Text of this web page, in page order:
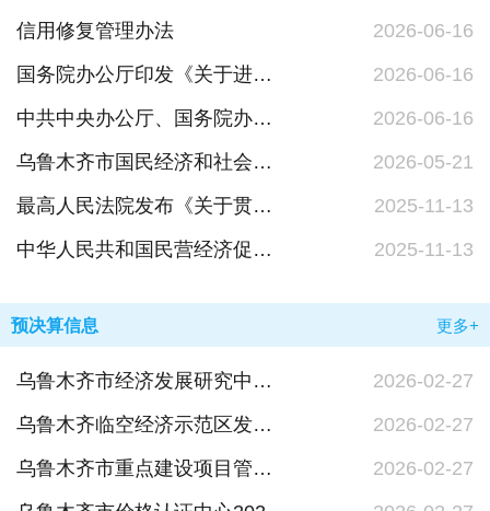
信用修复管理办法
2026-06-16
国务院办公厅印发《关于进一步完善信用修复制度的实施方案》的通知
2026-06-16
中共中央办公厅、国务院办公厅关于健全社会信用体系的意见
2026-06-16
乌鲁木齐市国民经济和社会发展第十五个五年规划纲要
2026-05-21
最高人民法院发布《关于贯彻落实〈中华人民共和国民营经济促进法〉的指导意见》
2025-11-13
中华人民共和国民营经济促进法
2025-11-13
预决算信息 更多+
乌鲁木齐市经济发展研究中心2026年单位预算公开报告
2026-02-27
乌鲁木齐临空经济示范区发展服务中心2026年单位预算公开报告
2026-02-27
乌鲁木齐市重点建设项目管理中心2026年单位预算公开报告
2026-02-27